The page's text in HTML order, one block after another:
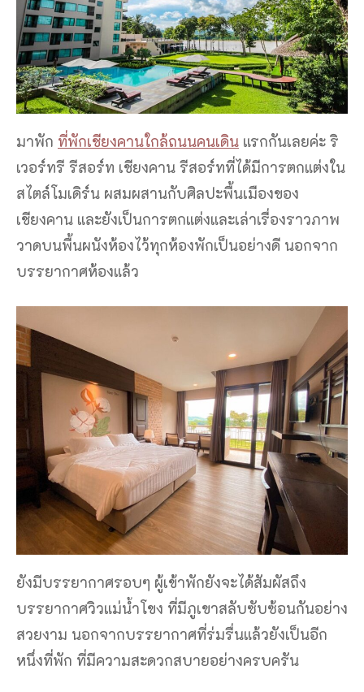
มาพัก ที่พักเชียงคานใกล้ถนนคนเดิน แรกกันเลยค่ะ ริ
เวอร์ทรี รีสอร์ท เชียงคาน รีสอร์ทที่ได้มีการตกแต่งใน
สไตล์โมเดิร์น ผสมผสานกับศิลปะพื้นเมืองของ
เชียงคาน และยังเป็นการตกแต่งและเล่าเรื่องราวภาพ
วาดบนพื้นผนังห้องไว้ทุกห้องพักเป็นอย่างดี นอกจาก
บรรยากาศห้องแล้ว
ยังมีบรรยากาศรอบๆ ผู้เข้าพักยังจะได้สัมผัสถึง
บรรยากาศวิวแม่น้ำโขง ที่มีภูเขาสลับซับซ้อนกันอย่าง
สวยงาม นอกจากบรรยากาศที่ร่มรื่นแล้วยังเป็นอีก
หนึ่งที่พัก ที่มีความสะดวกสบายอย่างครบครัน